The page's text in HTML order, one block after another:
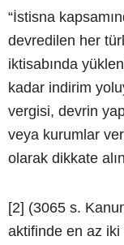
“İstisna
devredilen her
iktisabında
kadar indirim
vergisi, devrin
veya kurumlar
olarak dikkate
[2] (3065 s.
aktifinde en az iki